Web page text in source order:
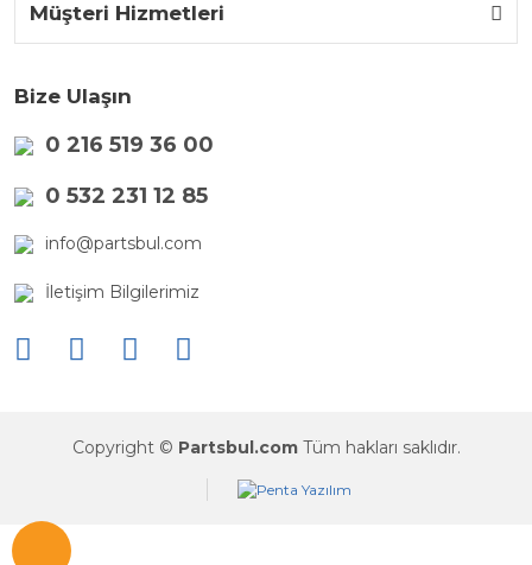
Müşteri Hizmetleri
Bize Ulaşın
0 216 519 36 00
0 532 231 12 85
info@partsbul.com
İletişim Bilgilerimiz
Copyright © Partsbul.com Tüm hakları saklıdır.